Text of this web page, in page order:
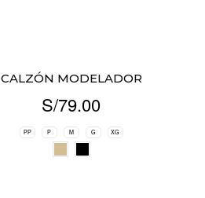
CALZÓN MODELADOR
S/79.00
PP P M G XG